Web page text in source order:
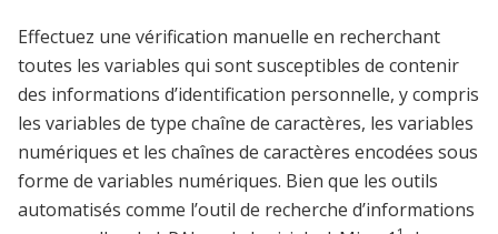
Effectuez une vérification manuelle en recherchant
toutes les variables qui sont susceptibles de contenir
des informations d’identification personnelle, y compris
les variables de type chaîne de caractères, les variables
numériques et les chaînes de caractères encodées sous
forme de variables numériques. Bien que les outils
automatisés comme l’outil de recherche d’informations